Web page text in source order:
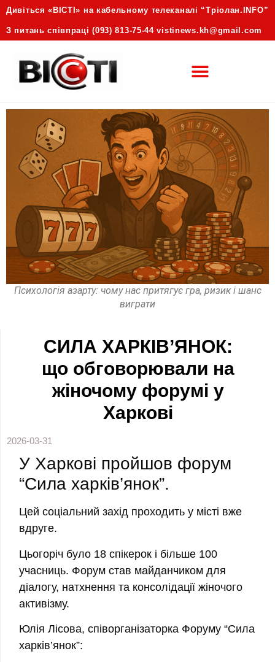
Дивіться «ВІСТІ» на кабельному телеканалі “Трiолан.INFO”
З питань співпраці (093) 813-75-44 vistinews.kh@gmail.com
Психологія азарту: чому нас притягує гра, ризик і шанс
виграти
СИЛА ХАРКІВ’ЯНОК:
що обговорювали на
жіночому форумі у
Харкові
2026-03-31
У Харкові пройшов форум
“Сила харків’янок”.
Цей соціальний захід проходить у місті вже
вдруге.
Цьогоріч було 18 спікерок і більше 100
учасниць. Форум став майданчиком для
діалогу, натхнення та консолідації жіночого
активізму.
Юлія Лісова, співорганізаторка Форуму “Сила
харків’янок”: